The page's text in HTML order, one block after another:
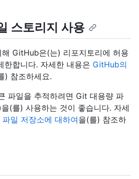
스토리지 사용
GitHub은(는) 리포지토리에 허용
한합니다. 자세한 내용은 GitHub의
) 참조하세요.
파일을 추적하려면 Git 대용량 파
(를) 사용하는 것이 좋습니다. 자세
일 저장소에 대하여을(를) 참조하